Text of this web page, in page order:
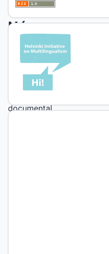
26
Núm.
(2019)
documental